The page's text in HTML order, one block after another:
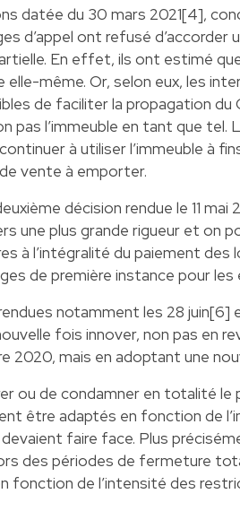
datée du 30 mars 2021[4],
d’appel ont refusé d’accorder
En effet, ils ont estimé
elle-même. Or, selon eux, les
de faciliter la propagation du
pas l’immeuble en tant que tel.
à utiliser l’immeuble à
vente à emporter.
décision rendue le 11 mai
une plus grande rigueur et on
à l’intégralité du paiement
de première instance pour les
notamment les 28 juin[6]
fois innover, non pas en
2020, mais en adoptant une
ou de condamner en totalité le
être adaptés en fonction de
faire face. Plus
des périodes de fermeture
fonction de l’intensité des